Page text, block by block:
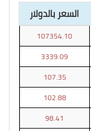
السعر بالدولار
107354.10
3339.09
107.35
102.88
98.41